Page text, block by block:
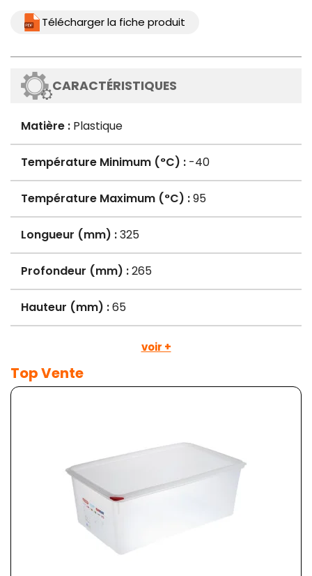
Télécharger la fiche produit
CARACTÉRISTIQUES
Matière : Plastique
Température Minimum (°C) : -40
Température Maximum (°C) :95
Longueur (mm) :325
Profondeur (mm) :265
Hauteur (mm) :65
voir +
Top Vente